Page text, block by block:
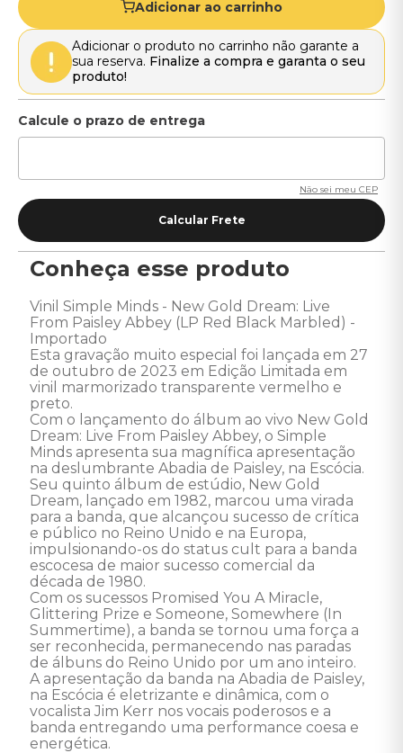
Adicionar ao carrinho
Adicionar o produto no carrinho não garante a
sua reserva. Finalize a compra e garanta o seu
produto!
Não sei meu CEP
Conheça esse produto
Vinil Simple Minds - New Gold Dream: Live
From Paisley Abbey (LP Red Black Marbled) -
Importado
Esta gravação muito especial foi lançada em 27
de outubro de 2023 em Edição Limitada em
vinil marmorizado transparente vermelho e
preto.
Com o lançamento do álbum ao vivo New Gold
Dream: Live From Paisley Abbey, o Simple
Minds apresenta sua magnífica apresentação
na deslumbrante Abadia de Paisley, na Escócia.
Seu quinto álbum de estúdio, New Gold
Dream, lançado em 1982, marcou uma virada
para a banda, que alcançou sucesso de crítica
e público no Reino Unido e na Europa,
impulsionando-os do status cult para a banda
escocesa de maior sucesso comercial da
década de 1980.
Com os sucessos Promised You A Miracle,
Glittering Prize e Someone, Somewhere (In
Summertime), a banda se tornou uma força a
ser reconhecida, permanecendo nas paradas
de álbuns do Reino Unido por um ano inteiro.
A apresentação da banda na Abadia de Paisley,
na Escócia é eletrizante e dinâmica, com o
vocalista Jim Kerr nos vocais poderosos e a
banda entregando uma performance coesa e
energética.